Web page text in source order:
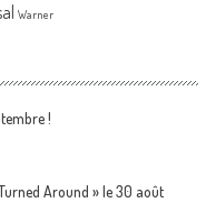
Warner
!
Around » le 30 août